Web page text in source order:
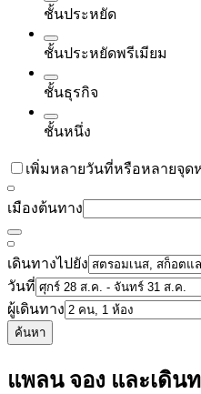
ชั้นประหยัด
ชั้นประหยัดพรีเมียม
ชั้นธุรกิจ
ชั้นหนึ่ง
เพิ่มหลายวันที่หรือหลายจุด
เมืองต้นทาง
เดินทางไปยัง
วันที่
ผู้เดินทาง
ค้นหา
แพลน จอง และเดิน